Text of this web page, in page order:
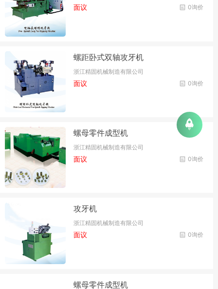
0询价
面议
螺距卧式双轴攻牙机
浙江精固机械制造有限公司
0询价
面议
螺母零件成型机
浙江精固机械制造有限公司
0询价
面议
攻牙机
浙江精固机械制造有限公司
0询价
面议
螺母零件成型机